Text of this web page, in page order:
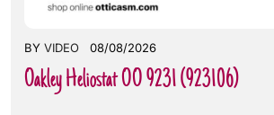
BY VIDEO 08/08/2026
Oakley Heliostat OO 9231 (923106)